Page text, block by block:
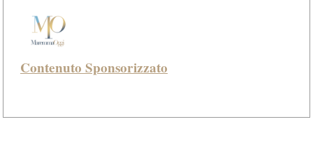
Contenuto Sponsorizzato